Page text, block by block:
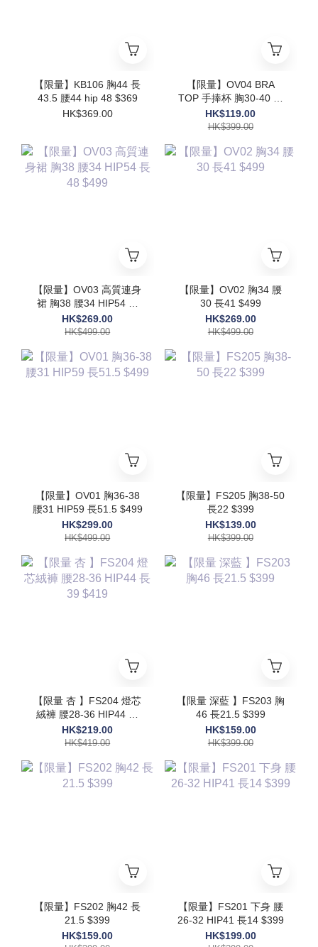
【限量】KB106 胸44 長
43.5 腰44 hip 48 $369
HK$369.00
【限量】OV04 BRA
TOP 手捧杯 胸30-40 長
17.5$399
HK$119.00
HK$399.00
【限量】OV03 高質連身
裙 胸38 腰34 HIP54 長
48 $499
HK$269.00
HK$499.00
【限量】OV02 胸34 腰
30 長41 $499
HK$269.00
HK$499.00
【限量】OV01 胸36-38
腰31 HIP59 長51.5 $499
HK$299.00
HK$499.00
【限量】FS205 胸38-50
長22 $399
HK$139.00
HK$399.00
【限量 杏 】FS204 燈芯
絨褲 腰28-36 HIP44 長
39 $419
HK$219.00
HK$419.00
【限量 深藍 】FS203 胸
46 長21.5 $399
HK$159.00
HK$399.00
【限量】FS202 胸42 長
21.5 $399
HK$159.00
【限量】FS201 下身 腰
26-32 HIP41 長14 $399
HK$199.00